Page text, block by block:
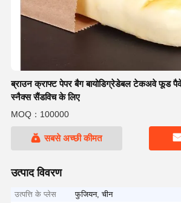
ब्राउन क्राफ्ट पेपर बैग बायोडिग्रेडेबल टेकअवे फूड
स्नैक्स सैंडविच के लिए
MOQ：100000
सबसे अच्छी कीमत
उत्पाद विवरण
उत्पत्ति के प्लेस
फुजियन, चीन